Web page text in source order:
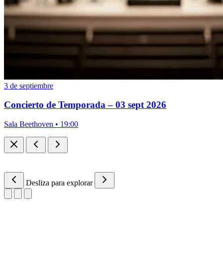
3 de septiembre
Concierto de Temporada – 03 sept 2026
Sala Beethoven • 19:00
Desliza para explorar